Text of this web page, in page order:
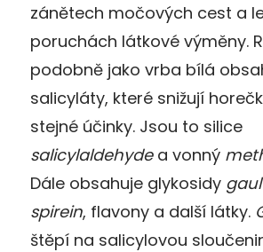
zánětech močových cest a
poruchách látkové výměny.
podobně jako vrba bílá
salicyláty, které snižují
stejné účinky. Jsou to silice
salicylaldehydea vonný
Dále obsahuje glykosidy
spirein, flavony a další látky.
štěpí na salicylovou